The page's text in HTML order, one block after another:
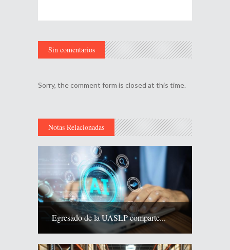
Sin comentarios
Sorry, the comment form is closed at this time.
Notas Relacionadas
Egresado de la UASLP comparte...